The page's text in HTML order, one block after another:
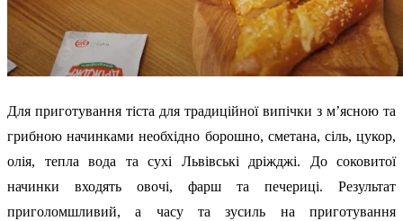
Для приготування тіста для традиційної випічки з м’ясною та
грибною начинками необхідно борошно, сметана, сіль, цукор,
олія, тепла вода та сухі Львівські дріжджі. До соковитої
начинки входять овочі, фарш та печериці. Результат
приголомшливий, а часу та зусиль на приготування